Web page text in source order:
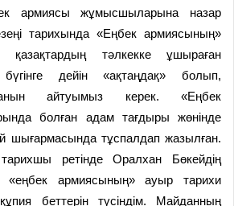
армиясы жұмысшыларына назар
тарихында «Еңбек армиясының»
қазақтардың тәлкекке ұшыраған
дейін «ақтаңдақ» болып,
айтуымыз керек. «Еңбек
болған адам тағдыры жөнінде
шығармасында тұспалдап жазылған.
ретінде Оралхан Бөкейдің
«еңбек армиясының» ауыр тарихи
беттерін түсіндім. Майданның